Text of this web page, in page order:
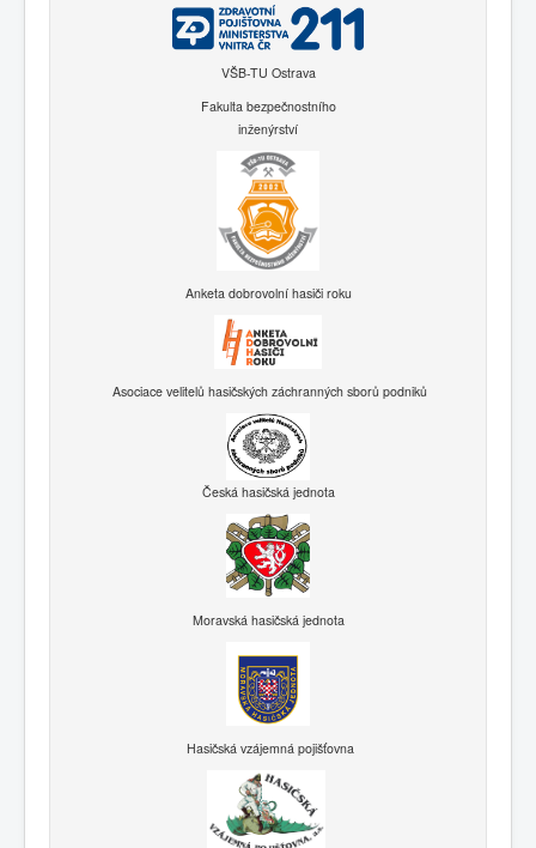
VŠB-TU Ostrava
Fakulta bezpečnostního
inženýrství
Anketa dobrovolní hasiči roku
Asociace velitelů hasičských záchranných sborů podniků
Česká hasičská jednota
Moravská hasičská jednota
Hasičská vzájemná pojišťovna